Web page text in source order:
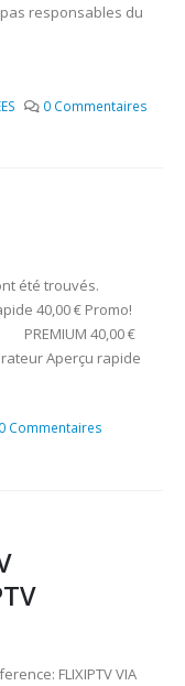
responsables du
0 Commentaires
été trouvés.
40,00 € Promo!
PREMIUM 40,00 €
Aperçu rapide
0 Commentaires
FLIXIPTV VIA